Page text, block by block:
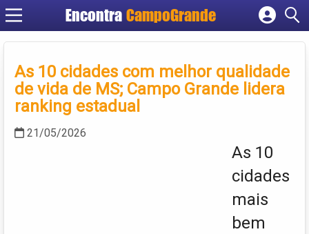
Encontra CampoGrande
Cadastrar empresa
Criar conta
As 10 cidades com melhor qualidade
de vida de MS; Campo Grande lidera
ranking estadual
21/05/2026
As 10
cidades
mais
bem